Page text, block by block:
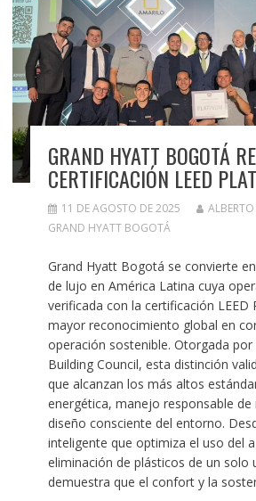
GRAND HYATT BOGOTÁ
CERTIFICACIÓN LEED
11 DE AGOSTO DE 2025
GRAND HYATT BOGOTÁ
Grand Hyatt Bogotá se convierte
de lujo en América Latina cuya
verificada con la certificación LEED
mayor reconocimiento global en
operación sostenible. Otorgada por
Building Council, esta distinción
que alcanzan los más altos
energética, manejo responsable de
diseño consciente del entorno.
inteligente que optimiza el uso del
eliminación de plásticos de un solo
demuestra que el confort y la